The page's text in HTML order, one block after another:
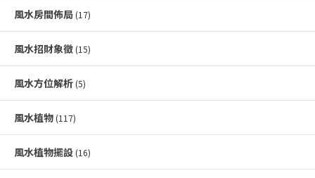
風水房間佈局 (17)
風水招財象徵 (15)
風水方位解析 (5)
風水植物 (117)
風水植物擺設 (16)